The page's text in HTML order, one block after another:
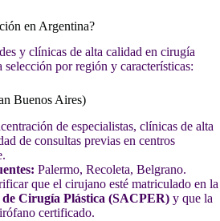
en Argentina?
y clínicas de alta calidad en cirugía
por región y características:
Buenos Aires)
de especialistas, clínicas de alta
de consultas previas en centros
Palermo, Recoleta, Belgrano.
que el cirujano esté matriculado en la
Cirugía Plástica (SACPER) y que la
certificado.